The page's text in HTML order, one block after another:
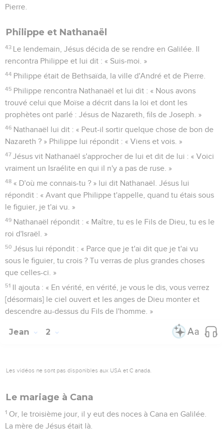
Pierre.
Philippe et Nathanaël
43 Le lendemain, Jésus décida de se rendre en Galilée. Il
rencontra Philippe et lui dit : « Suis-moi. »
44 Philippe était de Bethsaïda, la ville d'André et de Pierre.
45 Philippe rencontra Nathanaël et lui dit : « Nous avons
trouvé celui que Moïse a décrit dans la loi et dont les
prophètes ont parlé : Jésus de Nazareth, fils de Joseph. »
46 Nathanaël lui dit : « Peut-il sortir quelque chose de bon de
Nazareth ? » Philippe lui répondit : « Viens et vois. »
47 Jésus vit Nathanaël s'approcher de lui et dit de lui : « Voici
vraiment un Israélite en qui il n'y a pas de ruse. »
48 « D'où me connais-tu ? » lui dit Nathanaël. Jésus lui
répondit : « Avant que Philippe t'appelle, quand tu étais sous
le figuier, je t'ai vu. »
49 Nathanaël répondit : « Maître, tu es le Fils de Dieu, tu es le
roi d'Israël. »
50 Jésus lui répondit : « Parce que je t'ai dit que je t'ai vu
sous le figuier, tu crois ? Tu verras de plus grandes choses
que celles-ci. »
51 Il ajouta : « En vérité, en vérité, je vous le dis, vous verrez
[désormais] le ciel ouvert et les anges de Dieu monter et
descendre au-dessus du Fils de l'homme. »
Jean 2
Les vidéos ne sont pas disponibles aux USA et C anada.
Le mariage à Cana
1 Or, le troisième jour, il y eut des noces à Cana en Galilée.
La mère de Jésus était là.